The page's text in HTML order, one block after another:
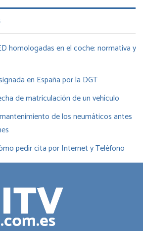
homologadas en el coche: normativa y
en España por la DGT
de matriculación de un vehículo
de los neumáticos antes
pedir cita por Internet y Teléfono